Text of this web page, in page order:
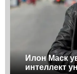
Илон Маск
интеллект